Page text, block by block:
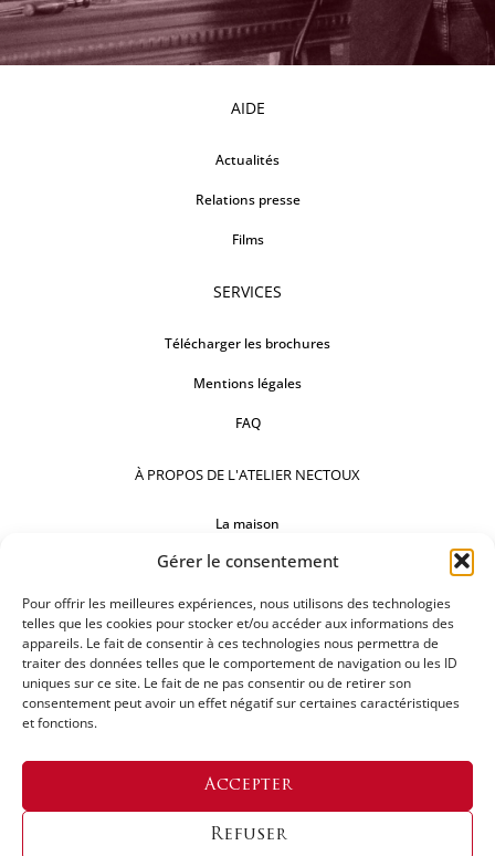
Gérer le consentement
Pour offrir les meilleures expériences, nous utilisons des technologies
telles que les cookies pour stocker et/ou accéder aux informations des
appareils. Le fait de consentir à ces technologies nous permettra de
traiter des données telles que le comportement de navigation ou les ID
uniques sur ce site. Le fait de ne pas consentir ou de retirer son
consentement peut avoir un effet négatif sur certaines caractéristiques
et fonctions.
Accepter
Refuser
AIDE
Actualités
Relations presse
Films
SERVICES
Télécharger les brochures
Mentions légales
FAQ
À PROPOS DE L'ATELIER NECTOUX
La maison
Comptoirs
Nos réalisations
SUIVEZ-NOUS
DEMANDEZ UN DEVIS